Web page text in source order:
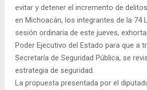
evitar y detener el incremento de
en Michoacán, los integrantes de la 74
sesión ordinaria de este jueves,
Poder Ejecutivo del Estado para que a
Secretaría de Seguridad Pública, se
estrategia de seguridad.
La propuesta presentada por el